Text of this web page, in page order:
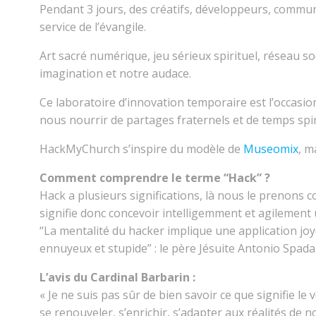
Pendant 3 jours, des créatifs, développeurs,
service de l’évangile.
Art sacré numérique, jeu sérieux spirituel, réseau
imagination et notre audace.
Ce laboratoire d’innovation temporaire est
nous nourrir de partages fraternels et de temps
HackMyChurch s’inspire du modèle de Museomix,
Comment comprendre le terme “Hack” ?
Hack a plusieurs significations, là nous le prenons
signifie donc concevoir intelligemment et agilement
“La mentalité du hacker implique une application
ennuyeux et stupide” : le père Jésuite Antonio
L’avis du Cardinal Barbarin :
« Je ne suis pas sûr de bien savoir ce que signifie
se renouveler, s’enrichir, s’adapter aux réalités de